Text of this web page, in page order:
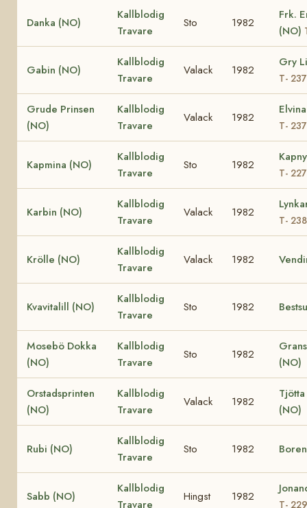
Danka (NO)
Kallblodig
Travare
Sto 1982
Frk.
(NO)
Gabin (NO)
Kallblodig
Travare
Valack 1982
Gry
T-
Grude Prinsen
(NO)
Kallblodig
Travare
Valack 1982
T-
Kapmina (NO)
Kallblodig
Travare
Sto 1982
T-
Karbin (NO)
Kallblodig
Travare
Valack 1982
T-
Krölle (NO)
Kallblodig
Travare
Valack 1982
Kvavitalill (NO)
Kallblodig
Travare
Sto 1982
Mosebö Dokka
(NO)
Kallblodig
Travare
Sto 1982
(NO)
Orstadsprinten
(NO)
Kallblodig
Travare
Valack 1982
(NO)
Rubi (NO)
Kallblodig
Travare
Sto 1982
Sabb (NO)
Kallblodig
Travare
Hingst 1982
T-